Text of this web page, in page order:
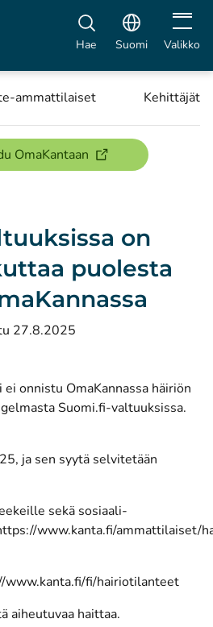
Hae Suomi Avaa
Valikko
ammattilaiset Kehittäjät
OmaKantaan(avautuu uuteen
on
puolesta
27.8.2025
onnistu OmaKannassa häiriön
Suomi.fi-valtuuksissa.
ja sen syytä selvitetään
sekä sosiaali-
www.kanta.fi/ammattilaiset/
www.kanta.fi/fi/hairiotilanteet
aiheutuvaa haittaa.